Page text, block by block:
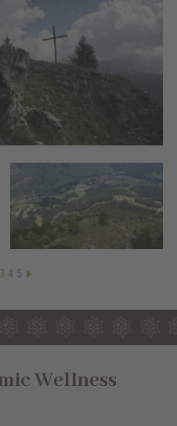
3 4 5
Wellness